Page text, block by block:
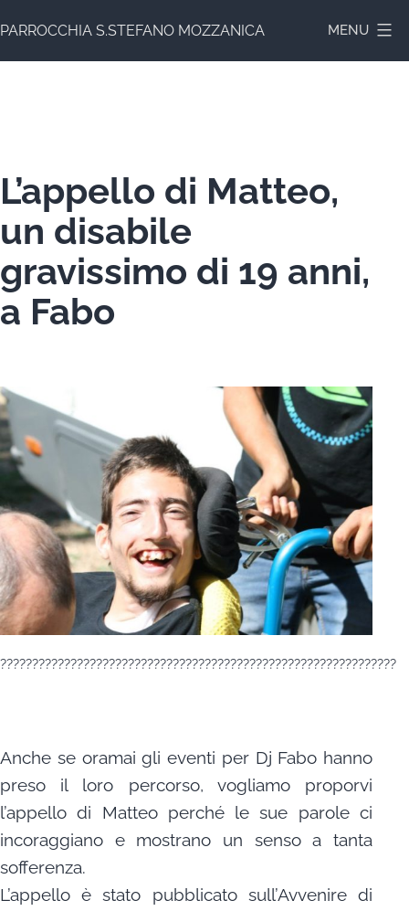
al
contenuto
PARROCCHIA S.STEFANO MOZZANICA MENU
L’appello di Matteo,
un disabile
gravissimo di 19 anni,
a Fabo
??????????????????????????????????????????????????????????????
Anche se oramai gli eventi per Dj Fabo hanno
preso il loro percorso, vogliamo proporvi
l’appello di Matteo perché le sue parole ci
incoraggiano e mostrano un senso a tanta
sofferenza.
L’appello è stato pubblicato sull’Avvenire di